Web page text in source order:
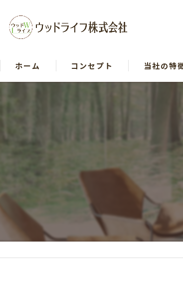
ホーム コンセプト 当社の特
自然素材
イベント等